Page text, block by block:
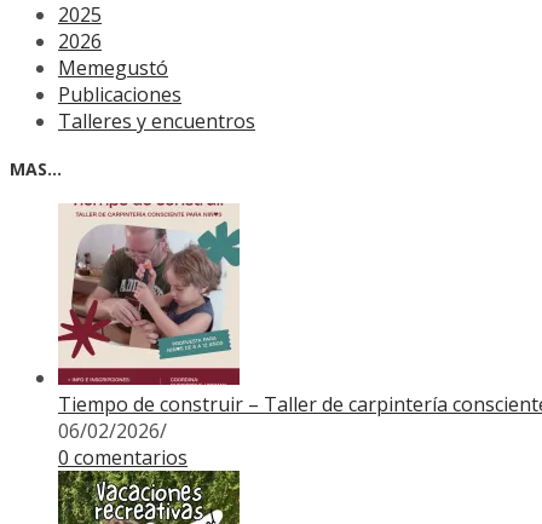
2025
2026
Memegustó
Publicaciones
Talleres y encuentros
MAS…
Tiempo de construir – Taller de carpintería
06/02/2026/
0 comentarios